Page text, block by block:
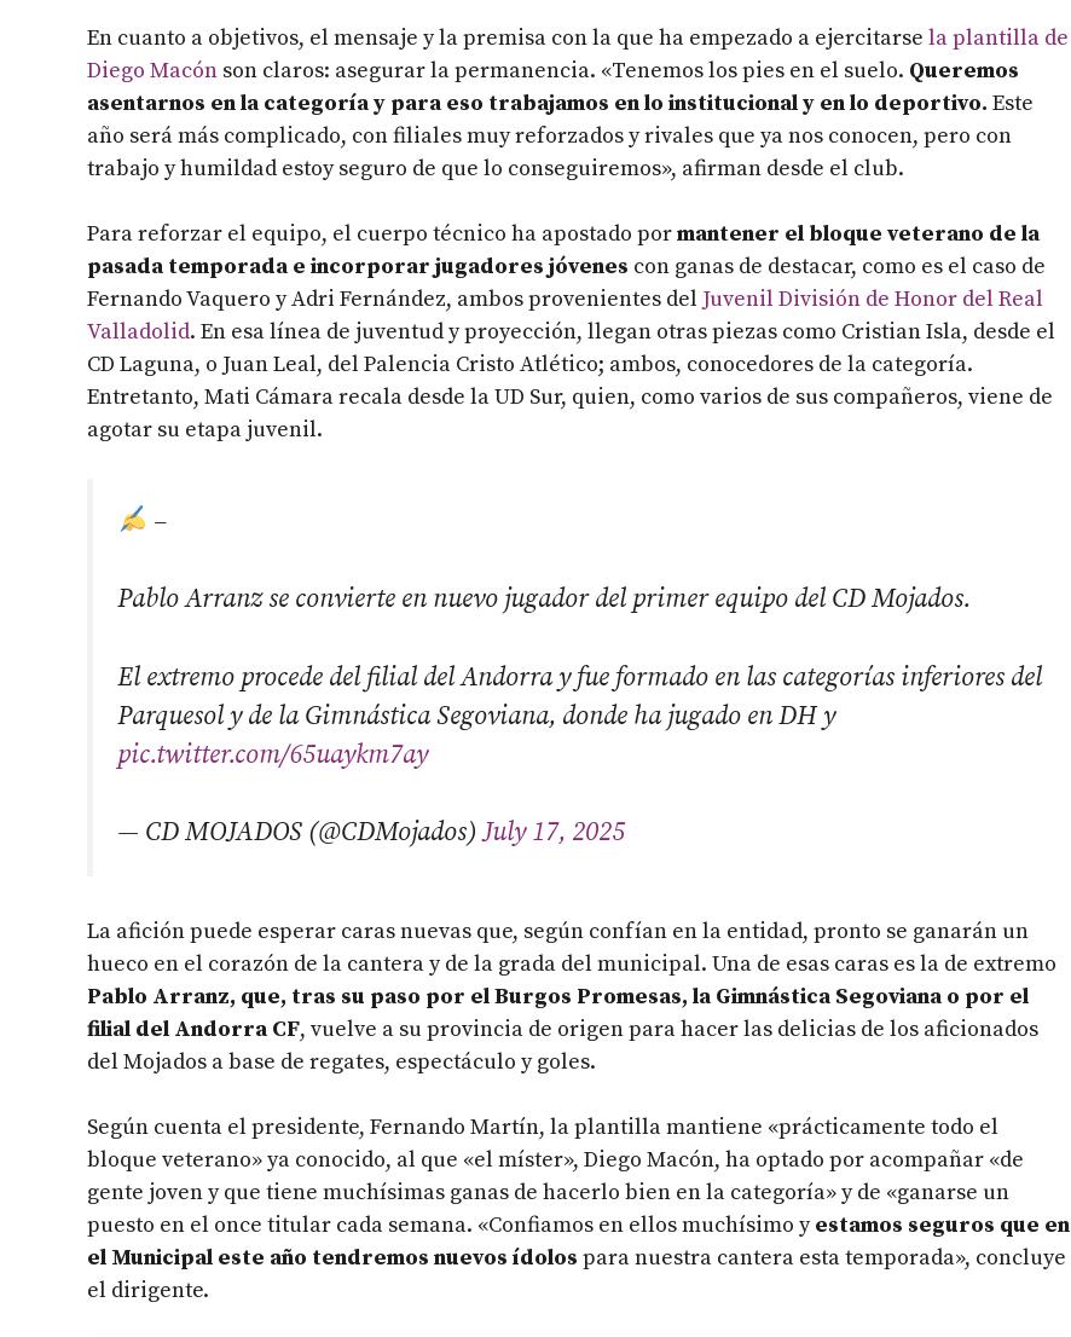
En cuanto a objetivos, el mensaje y la premisa con la que ha empezado a ejercitarse la plantilla de
Diego Macón son claros: asegurar la permanencia. «Tenemos los pies en el suelo. Queremos
asentarnos en la categoría y para eso trabajamos en lo institucional y en lo deportivo. Este
año será más complicado, con filiales muy reforzados y rivales que ya nos conocen, pero con
trabajo y humildad estoy seguro de que lo conseguiremos», afirman desde el club.
Para reforzar el equipo, el cuerpo técnico ha apostado pormantener el bloque veterano de la
pasada temporada e incorporar jugadores jóvenes con ganas de destacar, como es el caso de
Fernando Vaquero y Adri Fernández, ambos provenientes del Juvenil División de Honor del Real
Valladolid. En esa línea de juventud y proyección, llegan otras piezas como Cristian Isla, desde el
CD Laguna, o Juan Leal, del Palencia Cristo Atlético; ambos, conocedores de la categoría.
Entretanto, Mati Cámara recala desde la UD Sur, quien, como varios de sus compañeros, viene de
agotar su etapa juvenil.
–
Pablo Arranz se convierte en nuevo jugador del primer equipo del CD Mojados.
El extremo procede del filial del Andorra y fue formado en las categorías inferiores del
Parquesol y de la Gimnástica Segoviana, donde ha jugado en DH y
pic.twitter.com/65uaykm7ay
— CD MOJADOS (@CDMojados)July 17, 2025
La afición puede esperar caras nuevas que, según confían en la entidad, pronto se ganarán un
hueco en el corazón de la cantera y de la grada del municipal. Una de esas caras es la de extremo
Pablo Arranz, que, tras su paso por el Burgos Promesas, la Gimnástica Segoviana o por el
filial del Andorra CF, vuelve a su provincia de origen para hacer las delicias de los aficionados
del Mojados a base de regates, espectáculo y goles.
Según cuenta el presidente, Fernando Martín, la plantilla mantiene «prácticamente todo el
bloque veterano» ya conocido, al que «el míster», Diego Macón, ha optado por acompañar «de
gente joven y que tiene muchísimas ganas de hacerlo bien en la categoría» y de «ganarse un
puesto en el once titular cada semana. «Confiamos en ellos muchísimo yestamos seguros que en
el Municipal este año tendremos nuevos ídolos para nuestra cantera esta temporada», concluye
el dirigente.